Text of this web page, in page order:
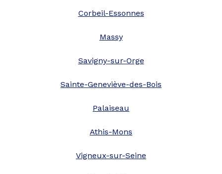
Corbeil-Essonnes
Massy
Savigny-sur-Orge
Sainte-Geneviève-des-Bois
Palaiseau
Athis-Mons
Vigneux-sur-Seine